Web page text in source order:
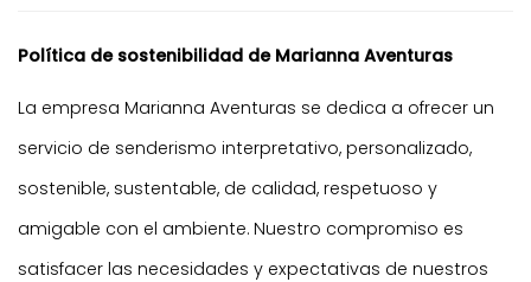
Política de sostenibilidad de Marianna Aventuras
La empresa Marianna Aventuras se dedica a ofrecer un
servicio de senderismo interpretativo, personalizado,
sostenible, sustentable, de calidad, respetuoso y
amigable con el ambiente. Nuestro compromiso es
satisfacer las necesidades y expectativas de nuestros